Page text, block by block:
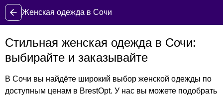
Женская одежда в Сочи
Стильная женская одежда в Сочи:
выбирайте и заказывайте
В Сочи вы найдёте широкий выбор женской одежды по
доступным ценам в BrestOpt. У нас вы можете подобрать